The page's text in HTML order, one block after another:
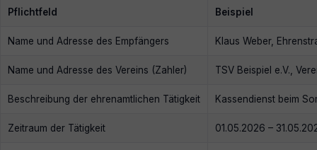
Pflichtfeld Beispiel
Name und Adresse des Empfängers Klaus Weber,
Name und Adresse des Vereins (Zahler) TSV Beispiel e.V.,
Beschreibung der ehrenamtlichen Tätigkeit Kassendienst beim
Zeitraum der Tätigkeit 01.05.2026 –